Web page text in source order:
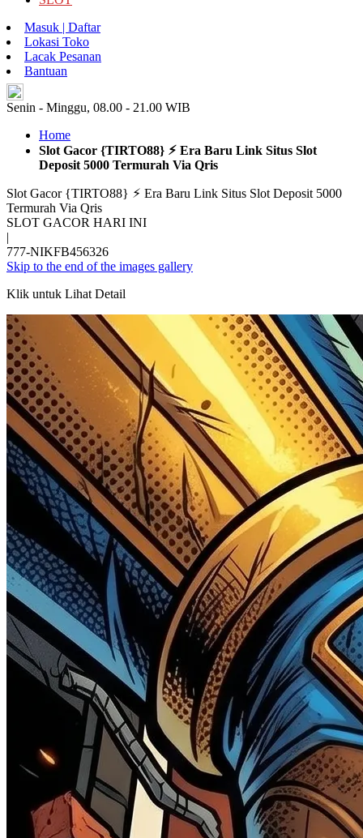
Masuk | Daftar
Lokasi Toko
Lacak Pesanan
Bantuan
Senin - Minggu, 08.00 - 21.00 WIB
Home
Slot Gacor {TIRTO88} ⚡︎ Era Baru Link Situs Slot
Deposit 5000 Termurah Via Qris
Slot Gacor {TIRTO88} ⚡︎ Era Baru Link Situs Slot Deposit 5000
Termurah Via Qris
SLOT GACOR HARI INI
777-NIKFB456326
Skip to the end of the images gallery
Klik untuk Lihat Detail